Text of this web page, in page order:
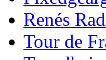
Renés
Tour de